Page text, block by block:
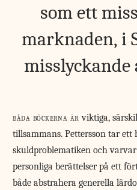
som ett
marknaden, i
båda böckerna är viktiga,
tillsammans. Pettersson tar ett
skuldproblematiken och
personliga berättelser på ett
både abstrahera generella